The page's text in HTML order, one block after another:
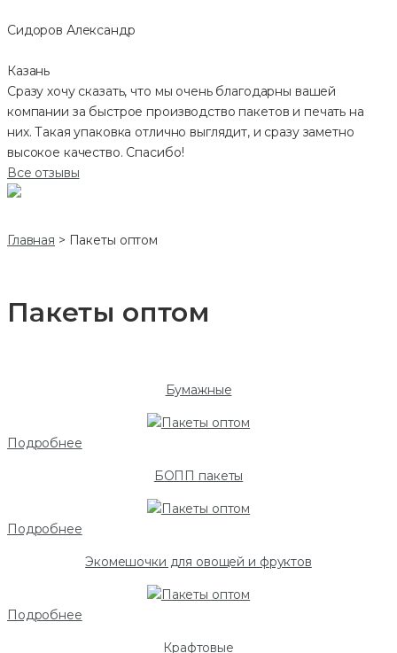
Сидоров Александр
Казань
Сразу хочу сказать, что мы очень благодарны вашей
компании за быстрое производство пакетов и печать на
них. Такая упаковка отлично выглядит, и сразу заметно
высокое качество. Спасибо!
Все отзывы
Главная > Пакеты оптом
Пакеты оптом
Бумажные
Подробнее
БОПП пакеты
Подробнее
Экомешочки для овощей и фруктов
Подробнее
Крафтовые